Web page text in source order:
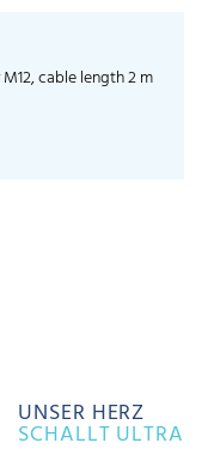
cable length 2 m
UNSER HERZ
SCHALLT ULTRA